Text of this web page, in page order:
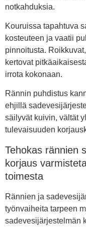
notkahduksia.
Kouruissa tapahtuva
kosteuteen ja vaatii
pinnoitusta.
kertovat
irrota kokonaan.
Rännin puhdistus
ehjillä
säilyvät kuivin, vältät
tulevaisuuden
Tehokas rännien
korjaus
toimesta
Rännien ja
työnvaiheita tarpeen
sadevesijärjestelmän